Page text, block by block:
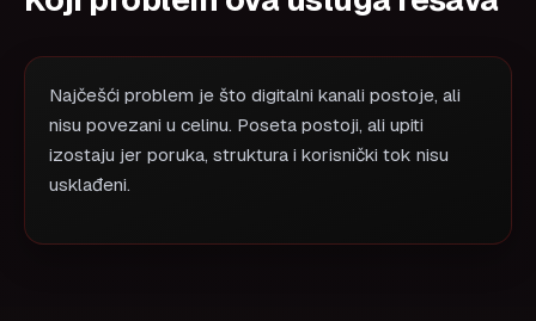
Najčešći problem je što digitalni kanali postoje, ali
nisu povezani u celinu. Poseta postoji, ali upiti
izostaju jer poruka, struktura i korisnički tok nisu
usklađeni.